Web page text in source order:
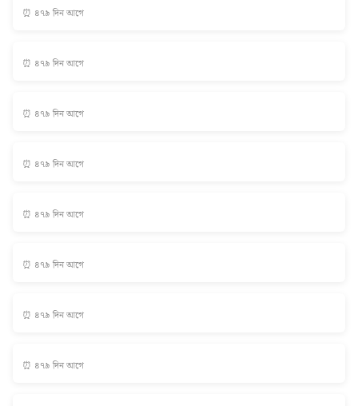
⏰ ৪৭৯ দিন আগে
⏰ ৪৭৯ দিন আগে
⏰ ৪৭৯ দিন আগে
⏰ ৪৭৯ দিন আগে
⏰ ৪৭৯ দিন আগে
⏰ ৪৭৯ দিন আগে
⏰ ৪৭৯ দিন আগে
⏰ ৪৭৯ দিন আগে